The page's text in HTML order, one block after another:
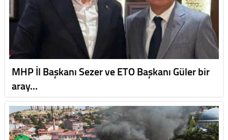
MHP İl Başkanı Sezer ve ETO Başkanı Güler bir
aray…